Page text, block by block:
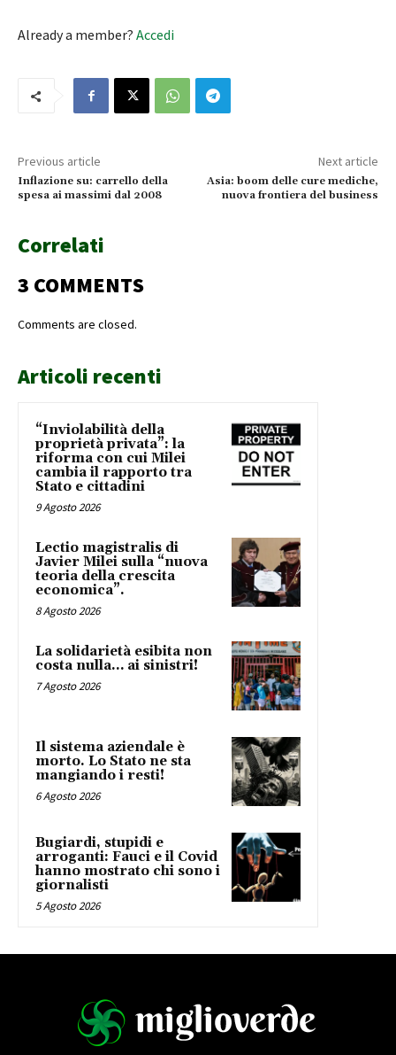
Already a member? Accedi
Previous article
Inflazione su: carrello della
spesa ai massimi dal 2008
Next article
Asia: boom delle cure mediche,
nuova frontiera del business
Correlati
3 COMMENTS
Comments are closed.
Articoli recenti
“Inviolabilità della
proprietà privata”: la
riforma con cui Milei
cambia il rapporto tra
Stato e cittadini
9 Agosto 2026
Lectio magistralis di
Javier Milei sulla “nuova
teoria della crescita
economica”.
8 Agosto 2026
La solidarietà esibita non
costa nulla… ai sinistri!
7 Agosto 2026
Il sistema aziendale è
morto. Lo Stato ne sta
mangiando i resti!
6 Agosto 2026
Bugiardi, stupidi e
arroganti: Fauci e il Covid
hanno mostrato chi sono i
giornalisti
5 Agosto 2026